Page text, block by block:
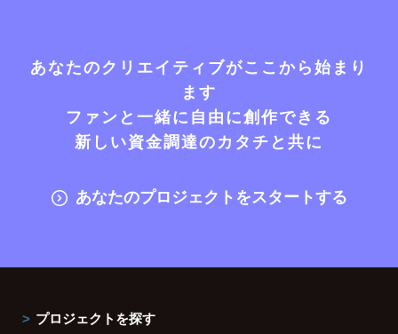
あなたのクリエイティブがここから始まり
ます
ファンと一緒に自由に創作できる
新しい資金調達のカタチと共に
あなたのプロジェクトをスタートする
プロジェクトを探す